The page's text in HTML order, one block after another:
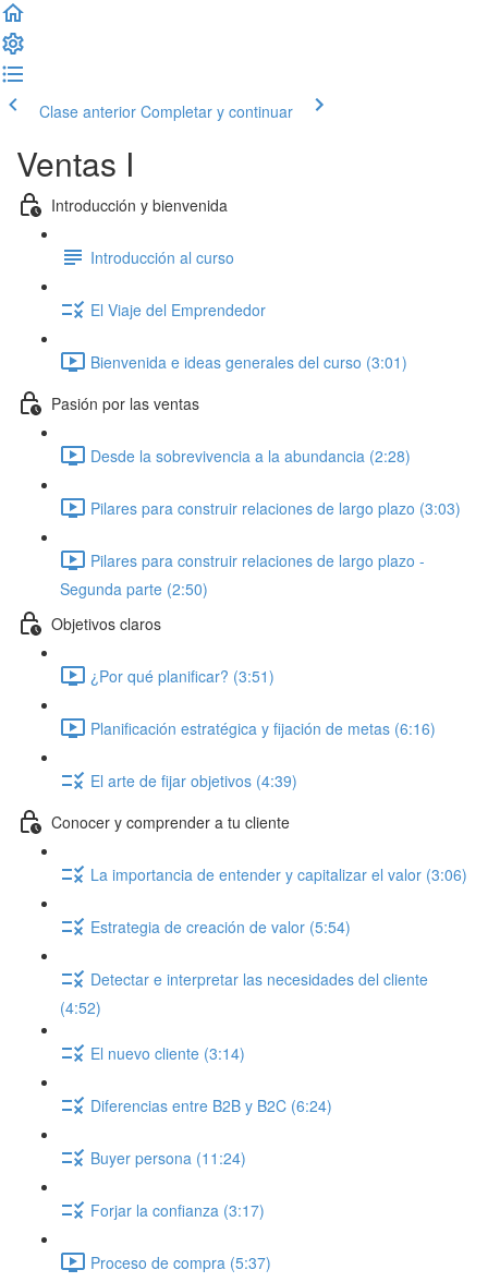
Clase anterior Completar y continuar
Ventas I
Introducción y bienvenida
Introducción al curso
El Viaje del Emprendedor
Bienvenida e ideas generales del curso (3:01)
Pasión por las ventas
Desde la sobrevivencia a la abundancia (2:28)
Pilares para construir relaciones de largo plazo (3:03)
Pilares para construir relaciones de largo plazo -
Segunda parte (2:50)
Objetivos claros
¿Por qué planificar? (3:51)
Planificación estratégica y fijación de metas (6:16)
El arte de fijar objetivos (4:39)
Conocer y comprender a tu cliente
La importancia de entender y capitalizar el valor (3:06)
Estrategia de creación de valor (5:54)
Detectar e interpretar las necesidades del cliente
(4:52)
El nuevo cliente (3:14)
Diferencias entre B2B y B2C (6:24)
Buyer persona (11:24)
Forjar la confianza (3:17)
Proceso de compra (5:37)